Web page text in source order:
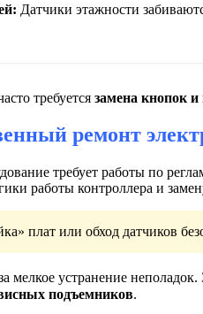
Датчики этажности
требуется замена кнопок
ремонт
требует работы по
работы контроллера и
плат или обход датчиков
мелкое устранение
подъемников.